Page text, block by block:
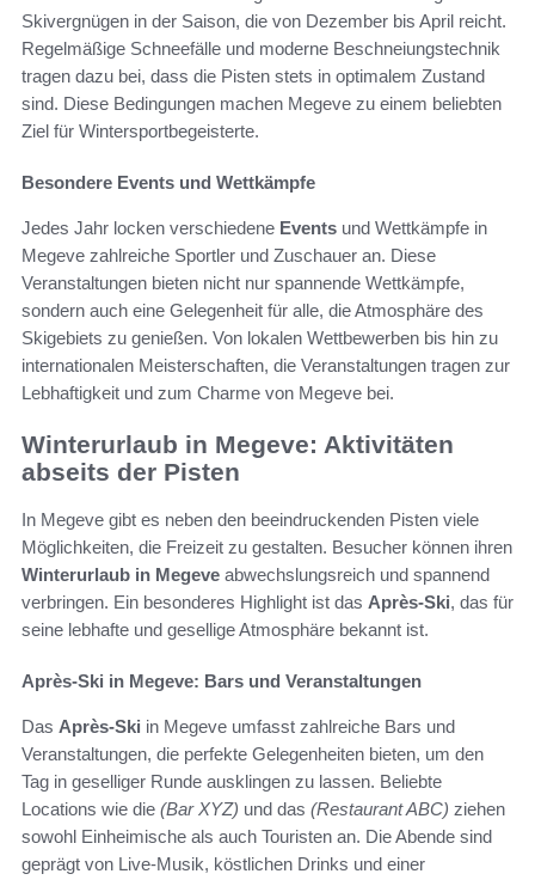
Skivergnügen in der Saison, die von Dezember bis April reicht.
Regelmäßige Schneefälle und moderne Beschneiungstechnik
tragen dazu bei, dass die Pisten stets in optimalem Zustand
sind. Diese Bedingungen machen Megeve zu einem beliebten
Ziel für Wintersportbegeisterte.
Besondere Events und Wettkämpfe
Jedes Jahr locken verschiedene Events und Wettkämpfe in
Megeve zahlreiche Sportler und Zuschauer an. Diese
Veranstaltungen bieten nicht nur spannende Wettkämpfe,
sondern auch eine Gelegenheit für alle, die Atmosphäre des
Skigebiets zu genießen. Von lokalen Wettbewerben bis hin zu
internationalen Meisterschaften, die Veranstaltungen tragen zur
Lebhaftigkeit und zum Charme von Megeve bei.
Winterurlaub in Megeve: Aktivitäten
abseits der Pisten
In Megeve gibt es neben den beeindruckenden Pisten viele
Möglichkeiten, die Freizeit zu gestalten. Besucher können ihren
Winterurlaub in Megeve abwechslungsreich und spannend
verbringen. Ein besonderes Highlight ist das Après-Ski, das für
seine lebhafte und gesellige Atmosphäre bekannt ist.
Après-Ski in Megeve: Bars und Veranstaltungen
Das Après-Ski in Megeve umfasst zahlreiche Bars und
Veranstaltungen, die perfekte Gelegenheiten bieten, um den
Tag in geselliger Runde ausklingen zu lassen. Beliebte
Locations wie die (Bar XYZ) und das (Restaurant ABC) ziehen
sowohl Einheimische als auch Touristen an. Die Abende sind
geprägt von Live-Musik, köstlichen Drinks und einer